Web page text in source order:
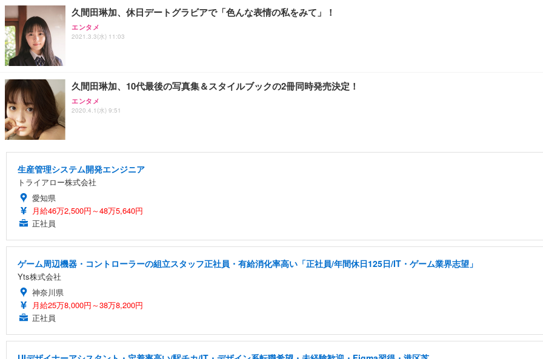
久間田琳加、休日デートグラビアで「色んな表情の私をみて」！
エンタメ
2021.3.3(水) 11:03
久間田琳加、10代最後の写真集＆スタイルブックの2冊同時発売決定！
エンタメ
2020.4.1(水) 9:51
生産管理システム開発エンジニア
トライアロー株式会社
愛知県
月給46万2,500円～48万5,640円
正社員
ゲーム周辺機器・コントローラーの組立スタッフ正社員・有給消化率高い「正社員/年間休日125日/IT・ゲーム業界志望」
Yts株式会社
神奈川県
月給25万8,000円～38万8,200円
正社員